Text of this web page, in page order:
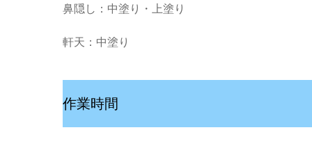
鼻隠し：中塗り・上塗り
軒天：中塗り
作業時間